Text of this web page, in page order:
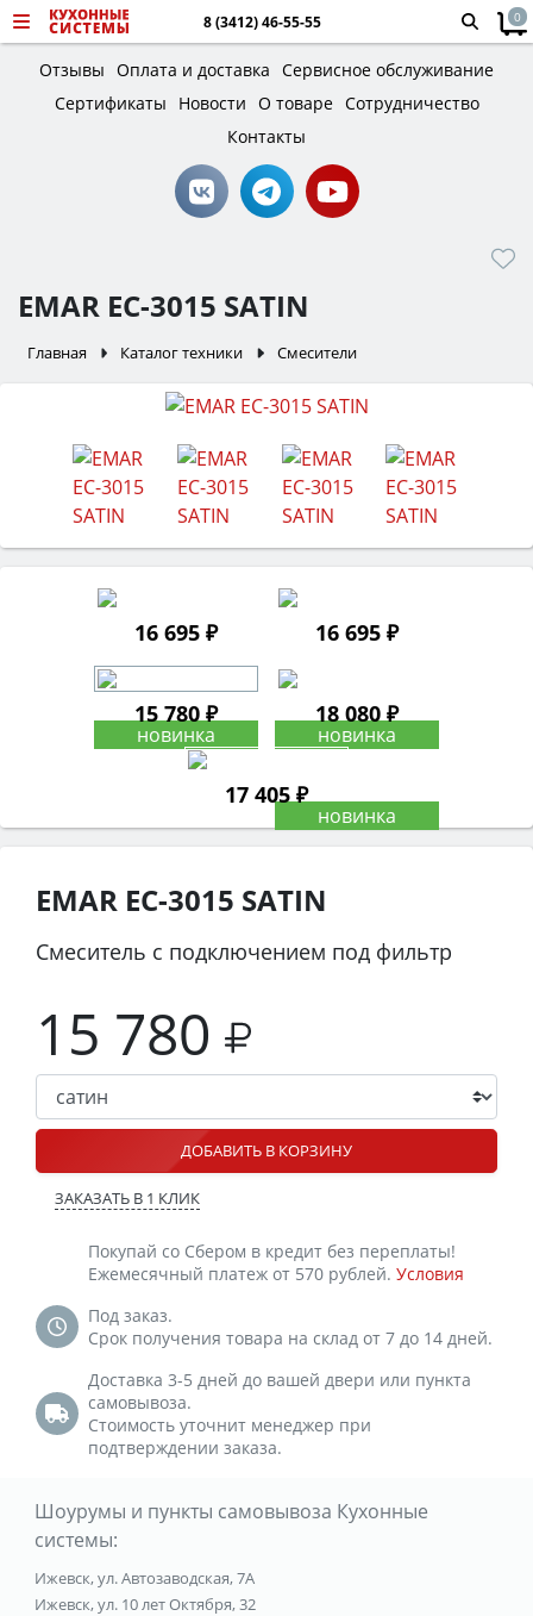
8 (3412) 46-55-55 0
Отзывы Оплата и доставка Сервисное обслуживание
Сертификаты
Новости О товаре Сотрудничество
Контакты
EMAR EC-3015 SATIN
Главная Каталог техники Смесители
16 695 ₽ 16 695 ₽
15 780 ₽ 18 080 ₽
17 405 ₽
EMAR EC-3015 SATIN
Смеситель с подключением под фильтр
15 780
ДОБАВИТЬ В КОРЗИНУ
ЗАКАЗАТЬ В 1 КЛИК
Покупай со Сбером в кредит без переплаты!
Ежемесячный платеж от 570 рублей. Условия
Под заказ.
Срок получения товара на склад от 7 до 14 дней.
Доставка 3-5 дней до вашей двери или пункта
самовывоза.
Стоимость уточнит менеджер при
подтверждении заказа.
Шоурумы и пункты самовывоза Кухонные
системы:
Ижевск, ул. Автозаводская, 7А
Ижевск, ул. 10 лет Октября, 32